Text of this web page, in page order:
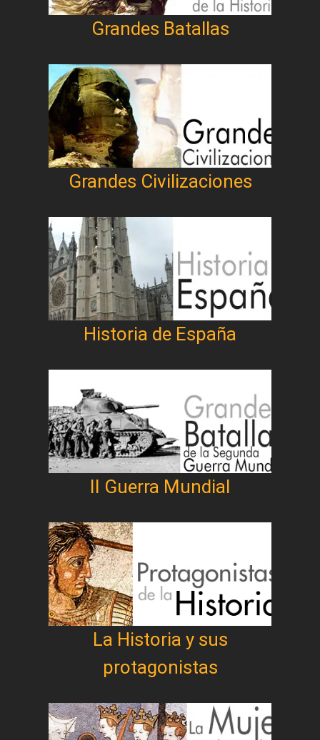
Grandes Batallas
Grandes Civilizaciones
Historia de España
II Guerra Mundial
La Historia y sus
protagonistas